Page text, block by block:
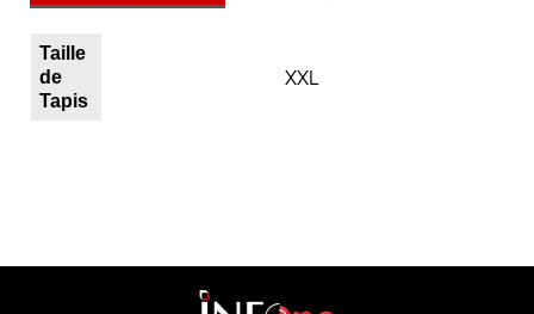
Taille
de
Tapis
XXL